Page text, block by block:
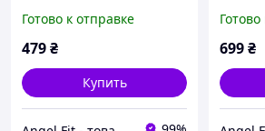
Готово к отправке
479₴
Купить
699₴